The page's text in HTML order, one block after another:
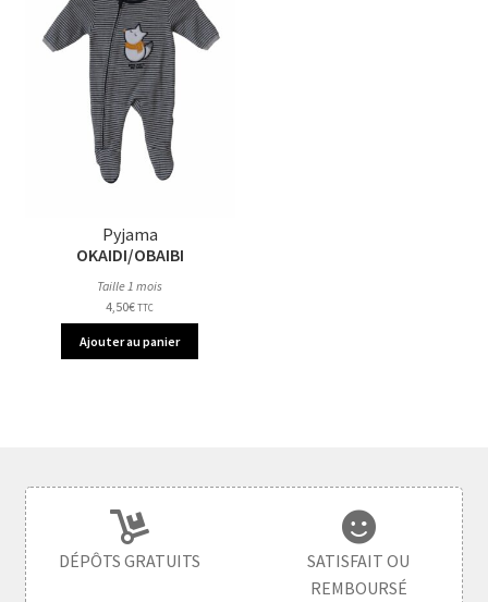
Pyjama
OKAIDI/OBAIBI
Taille 1 mois
4,50€ TTC
Ajouter au panier
DÉPÔTS GRATUITS
SATISFAIT OU
REMBOURSÉ